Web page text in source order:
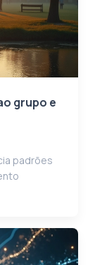
grupo e
padrões